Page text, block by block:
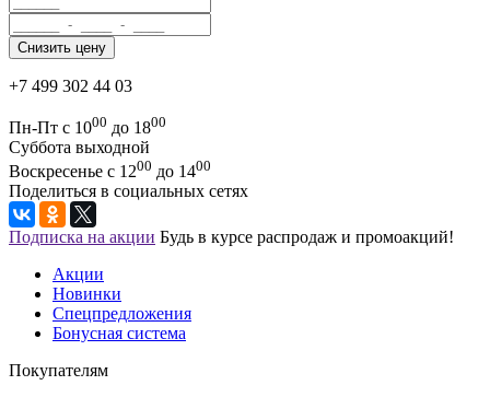
+7 499 302 44 03
Пн-Пт с 1000 до 1800
Суббота выходной
Воскресенье с 1200 до 1400
Поделиться в социальных сетях
Подписка на акции Будь в курсе распродаж и промоакций!
Акции
Новинки
Спецпредложения
Бонусная система
Покупателям